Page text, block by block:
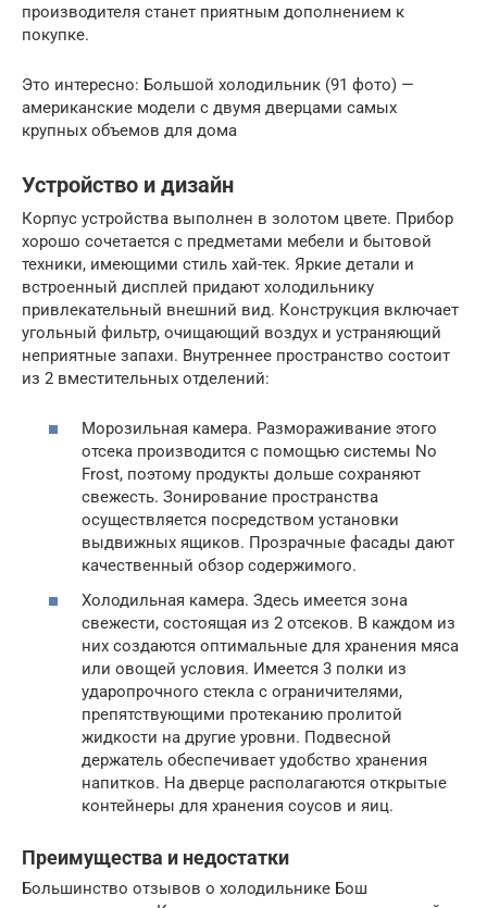
производителя станет приятным дополнением к
покупке.
Это интересно: Большой холодильник (91 фото) —
американские модели с двумя дверцами самых
крупных объемов для дома
Устройство и дизайн
Корпус устройства выполнен в золотом цвете. Прибор
хорошо сочетается с предметами мебели и бытовой
техники, имеющими стиль хай-тек. Яркие детали и
встроенный дисплей придают холодильнику
привлекательный внешний вид. Конструкция включает
угольный фильтр, очищающий воздух и устраняющий
неприятные запахи. Внутреннее пространство состоит
из 2 вместительных отделений:
Морозильная камера. Размораживание этого
отсека производится с помощью системы No
Frost, поэтому продукты дольше сохраняют
свежесть. Зонирование пространства
осуществляется посредством установки
выдвижных ящиков. Прозрачные фасады дают
качественный обзор содержимого.
Холодильная камера. Здесь имеется зона
свежести, состоящая из 2 отсеков. В каждом из
них создаются оптимальные для хранения мяса
или овощей условия. Имеется 3 полки из
ударопрочного стекла с ограничителями,
препятствующими протеканию пролитой
жидкости на другие уровни. Подвесной
держатель обеспечивает удобство хранения
напитков. На дверце располагаются открытые
контейнеры для хранения соусов и яиц.
Преимущества и недостатки
Большинство отзывов о холодильнике Бош